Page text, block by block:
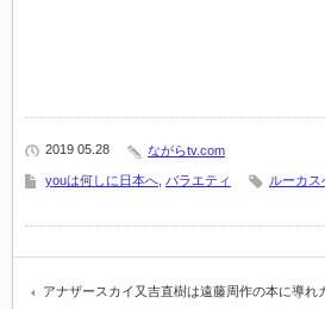
2019 05.28 ながらtv.com
youは何しに日本へ バラエティ ルーカス
アナザースカイ又吉直樹は遠藤周作の本に導れ